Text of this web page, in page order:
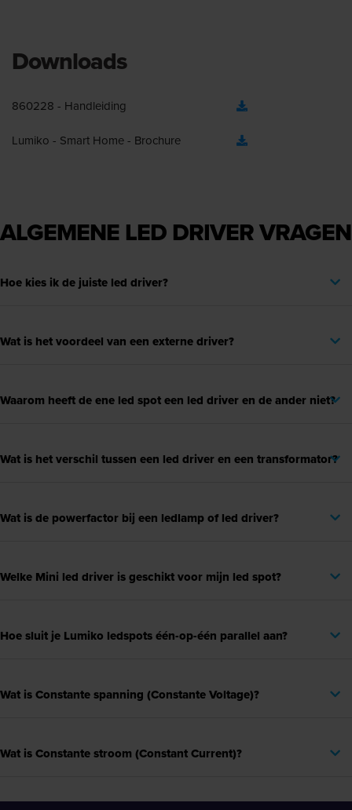
Downloads
860228 - Handleiding
Lumiko - Smart Home - Brochure
ALGEMENE LED DRIVER VRAGEN
Hoe kies ik de juiste led driver?
Wat is het voordeel van een externe driver?
Waarom heeft de ene led spot een led driver en de ander niet?
Wat is het verschil tussen een led driver en een transformator?
Wat is de powerfactor bij een ledlamp of led driver?
Welke Mini led driver is geschikt voor mijn led spot?
Hoe sluit je Lumiko ledspots één-op-één parallel aan?
Wat is Constante spanning (Constante Voltage)?
Wat is Constante stroom (Constant Current)?